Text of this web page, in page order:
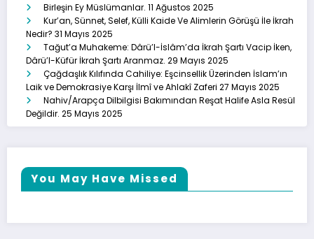
Birleşin Ey Müslümanlar. 11 Ağustos 2025
Kur’an, Sünnet, Selef, Külli Kaide Ve Alimlerin Görüşü İle İkrah
Nedir? 31 Mayıs 2025
Tağut’a Muhakeme: Dârü’l-İslâm’da İkrah Şartı Vacip İken,
Dârü’l-Küfür İkrah Şartı Aranmaz. 29 Mayıs 2025
Çağdaşlık Kılıfında Cahiliye: Eşcinsellik Üzerinden İslam’ın
Laik ve Demokrasiye Karşı İlmî ve Ahlakî Zaferi 27 Mayıs 2025
Nahiv/Arapça Dilbilgisi Bakımından Reşat Halife Asla Resül
Değildir. 25 Mayıs 2025
You May Have Missed